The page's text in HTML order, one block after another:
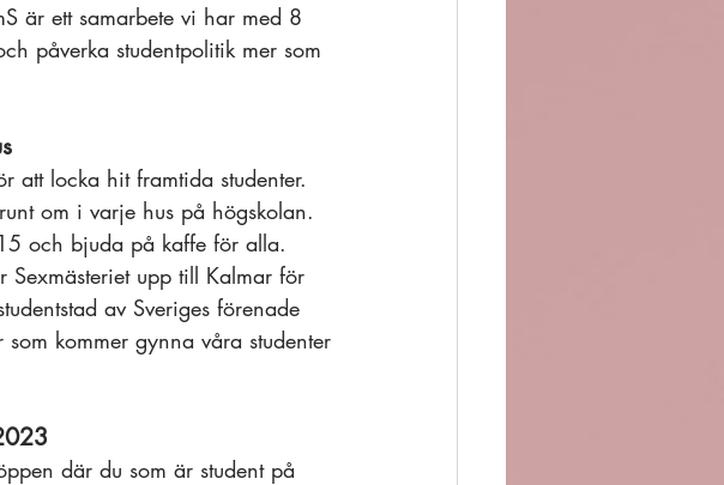
är ett samarbete vi har med 8
påverka studentpolitik mer som
att locka hit framtida studenter.
om i varje hus på högskolan.
och bjuda på kaffe för alla.
upp till Kalmar för
av Sveriges förenade
kommer gynna våra studenter
där du som är student på